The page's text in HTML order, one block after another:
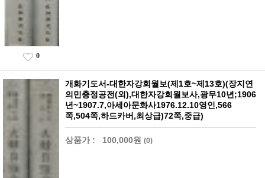
0
개화기도서-대한자강회월보(제1호~제13호)(장지연
의민충정공전(외),대한자강회월보사,광무10년;1906
년~1907.7,아세아문화사1976.12.10영인,566
쪽,504쪽,하드카버,최상급)72쪽,중급)
상품가 : 100,000원 (0)